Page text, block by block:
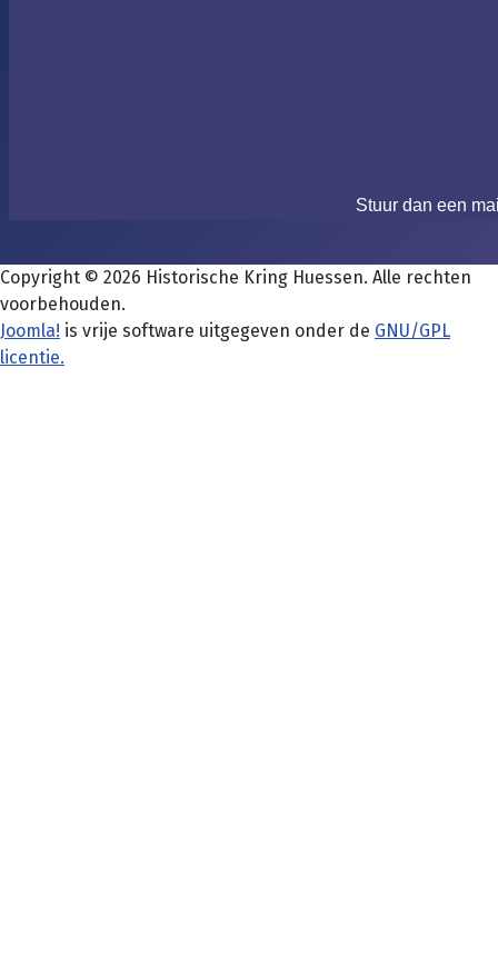
Stuur dan een
Copyright © 2026 Historische Kring Huessen. Alle rechten
voorbehouden.
Joomla! is vrije software uitgegeven onder de GNU/GPL
licentie.